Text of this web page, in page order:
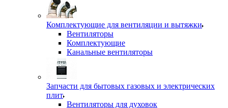
Комплектующие для вентиляции и вытяжки
Вентиляторы
Комплектующие
Канальные вентиляторы
Запчасти для бытовых газовых и электрических
плит
Вентиляторы для духовок